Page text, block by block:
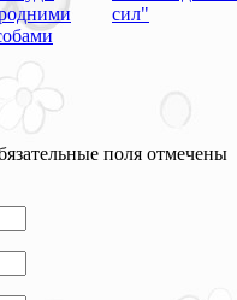
сил"
поля отмечены